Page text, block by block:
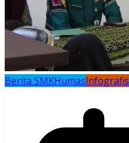
Berita SMKHumasInfografis